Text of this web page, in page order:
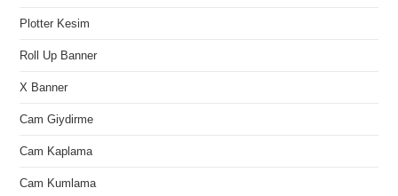
Plotter Kesim
Roll Up Banner
X Banner
Cam Giydirme
Cam Kaplama
Cam Kumlama